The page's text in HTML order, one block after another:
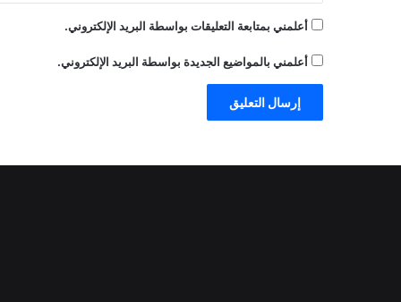
أعلمني بمتابعة التعليقات بواسطة البريد الإلكتروني.
أعلمني بالمواضيع الجديدة بواسطة البريد الإلكتروني.